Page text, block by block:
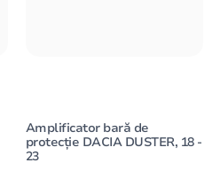
Amplificator bară de
protecție DACIA DUSTER, 18 -
23